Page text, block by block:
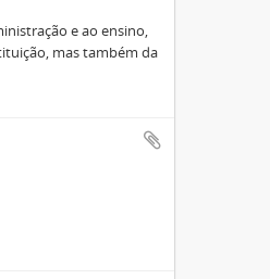
e ao ensino,
mas também da